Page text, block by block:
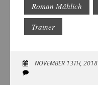
Roman Mählich
Trainer
NOVEMBER 13TH, 2018